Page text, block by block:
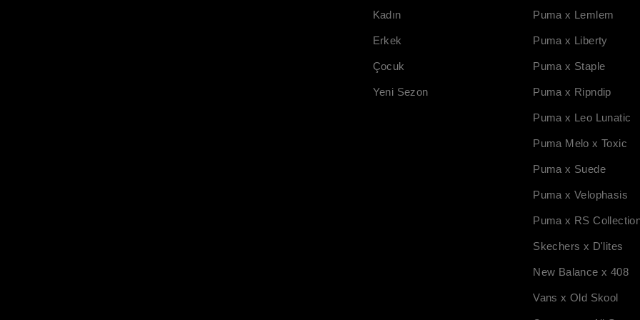
Kadın
Erkek
Çocuk
Yeni Sezon
Puma x Lemlem
Puma x Liberty
Puma x Staple
Puma x Ripndip
Puma x Leo Lunatic
Puma Melo x Toxic
Puma x Suede
Puma x Velophasis
Puma x RS
Skechers x D'lites
New Balance x 408
Vans x Old Skool